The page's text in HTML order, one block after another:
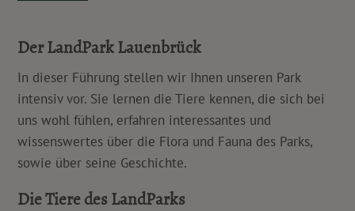
Der LandPark Lauenbrück
In dieser Führung stellen wir Ihnen unseren Park
intensiv vor. Sie lernen die Tiere kennen, die sich bei
uns wohl fühlen, erfahren interessantes und
wissenswertes über die Flora und Fauna des Parks,
sowie über seine Geschichte.
Die Tiere des LandParks